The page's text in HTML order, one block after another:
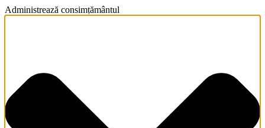
Administrează consimțământul